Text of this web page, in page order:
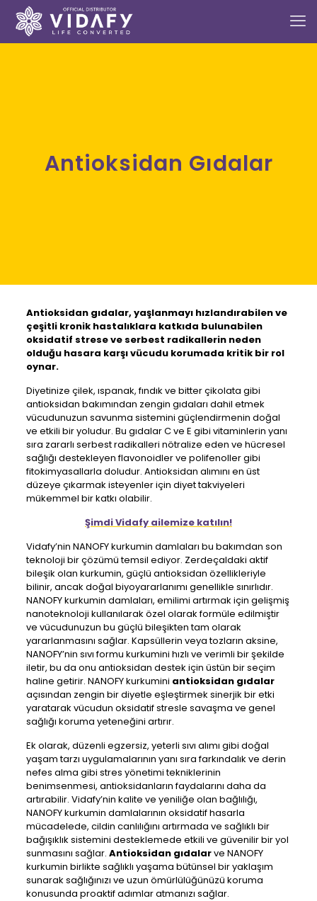
Antioksidan Gıdalar
Antioksidan gıdalar, yaşlanmayı hızlandırabilen ve
çeşitli kronik hastalıklara katkıda bulunabilen
oksidatif strese ve serbest radikallerin neden
olduğu hasara karşı vücudu korumada kritik bir rol
oynar.
Diyetinize çilek, ıspanak, fındık ve bitter çikolata gibi
antioksidan bakımından zengin gıdaları dahil etmek
vücudunuzun savunma sistemini güçlendirmenin doğal
ve etkili bir yoludur. Bu gıdalar C ve E gibi vitaminlerin yanı
sıra zararlı serbest radikalleri nötralize eden ve hücresel
sağlığı destekleyen flavonoidler ve polifenoller gibi
fitokimyasallarla doludur. Antioksidan alımını en üst
düzeye çıkarmak isteyenler için diyet takviyeleri
mükemmel bir katkı olabilir.
Şimdi Vidafy ailemize katılın!
Vidafy’nin NANOFY kurkumin damlaları bu bakımdan son
teknoloji bir çözümü temsil ediyor. Zerdeçaldaki aktif
bileşik olan kurkumin, güçlü antioksidan özellikleriyle
bilinir, ancak doğal biyoyararlanımı genellikle sınırlıdır.
NANOFY kurkumin damlaları, emilimi artırmak için gelişmiş
nanoteknoloji kullanılarak özel olarak formüle edilmiştir
ve vücudunuzun bu güçlü bileşikten tam olarak
yararlanmasını sağlar. Kapsüllerin veya tozların aksine,
NANOFY’nin sıvı formu kurkumini hızlı ve verimli bir şekilde
iletir, bu da onu antioksidan destek için üstün bir seçim
haline getirir. NANOFY kurkumini antioksidan gıdalar
açısından zengin bir diyetle eşleştirmek sinerjik bir etki
yaratarak vücudun oksidatif stresle savaşma ve genel
sağlığı koruma yeteneğini artırır.
Ek olarak, düzenli egzersiz, yeterli sıvı alımı gibi doğal
yaşam tarzı uygulamalarının yanı sıra farkındalık ve derin
nefes alma gibi stres yönetimi tekniklerinin
benimsenmesi, antioksidanların faydalarını daha da
artırabilir. Vidafy’nin kalite ve yeniliğe olan bağlılığı,
NANOFY kurkumin damlalarının oksidatif hasarla
mücadelede, cildin canlılığını artırmada ve sağlıklı bir
bağışıklık sistemini desteklemede etkili ve güvenilir bir yol
sunmasını sağlar. Antioksidan gıdalarve NANOFY
kurkumin birlikte sağlıklı yaşama bütünsel bir yaklaşım
sunarak sağlığınızı ve uzun ömürlülüğünüzü koruma
konusunda proaktif adımlar atmanızı sağlar.